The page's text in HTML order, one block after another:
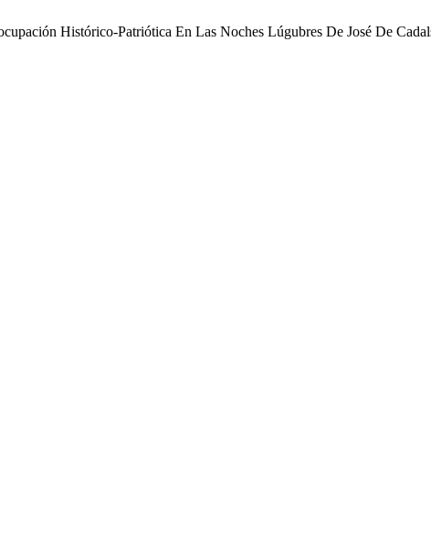
Histórico-Patriótica En Las Noches Lúgubres De José De